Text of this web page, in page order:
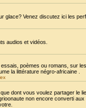
glace? Venez discutez ici les
audios et vidéos.
poèmes ou romans, sur
la littérature négro-africaine .
dont vous voulez partager le
non encore converti